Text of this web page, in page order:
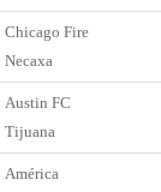
Chicago Fire
Necaxa
Austin FC
Tijuana
América